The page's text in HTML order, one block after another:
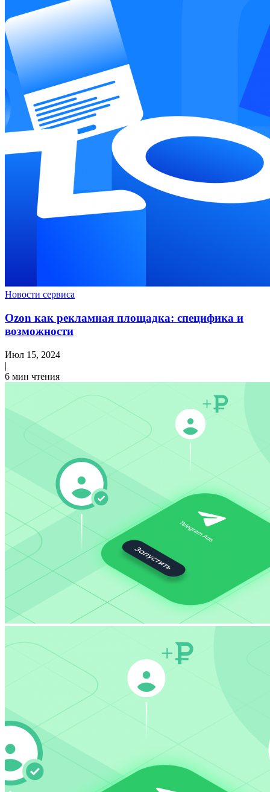
Новости сервиса
Ozon как рекламная площадка: специфика и
возможности
Июл 15, 2024
|
6 мин чтения